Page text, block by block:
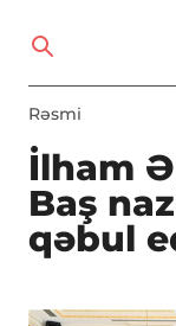
Rəsmi
İlham
Baş
qəbul